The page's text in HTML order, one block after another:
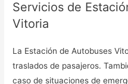
Servicios de
Vitoria
La Estación de Autobuses
traslados de pasajeros.
caso de situaciones de